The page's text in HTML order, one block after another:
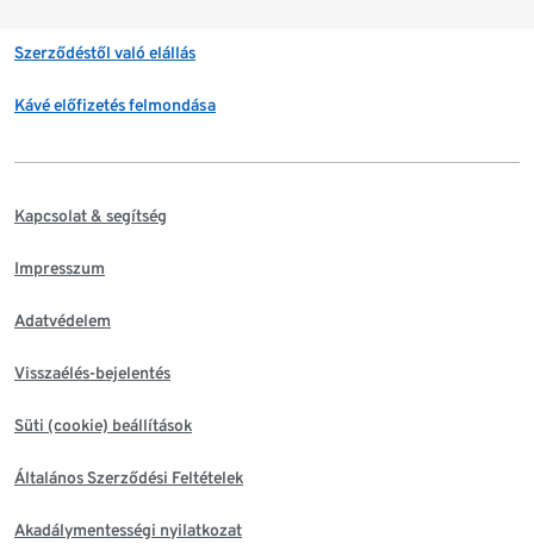
Szerződéstől való elállás
Kávé előfizetés felmondása
Kapcsolat & segítség
Impresszum
Adatvédelem
Visszaélés-bejelentés
Süti (cookie) beállítások
Általános Szerződési Feltételek
Akadálymentességi nyilatkozat